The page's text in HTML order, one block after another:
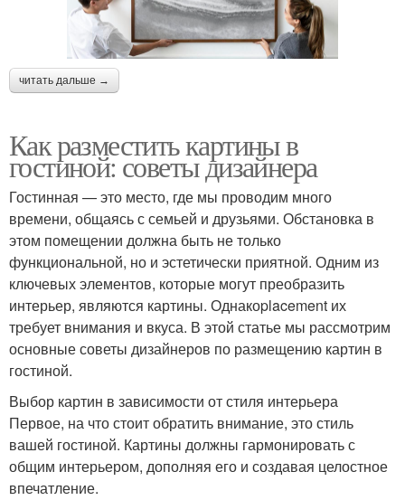
читать дальше →
Как разместить картины в
гостиной: советы дизайнера
Гостинная — это место, где мы проводим много
времени, общаясь с семьей и друзьями. Обстановка в
этом помещении должна быть не только
функциональной, но и эстетически приятной. Одним из
ключевых элементов, которые могут преобразить
интерьер, являются картины. Однакоplacement их
требует внимания и вкуса. В этой статье мы рассмотрим
основные советы дизайнеров по размещению картин в
гостиной.
Выбор картин в зависимости от стиля интерьера
Первое, на что стоит обратить внимание, это стиль
вашей гостиной. Картины должны гармонировать с
общим интерьером, дополняя его и создавая целостное
впечатление.